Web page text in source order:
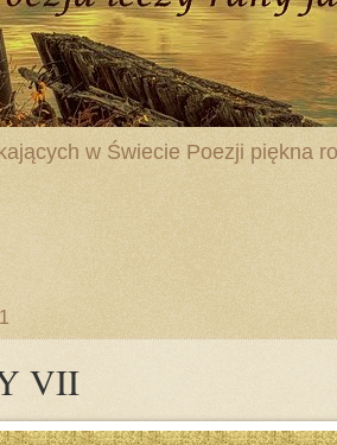
w Świecie Poezji piękna
VII